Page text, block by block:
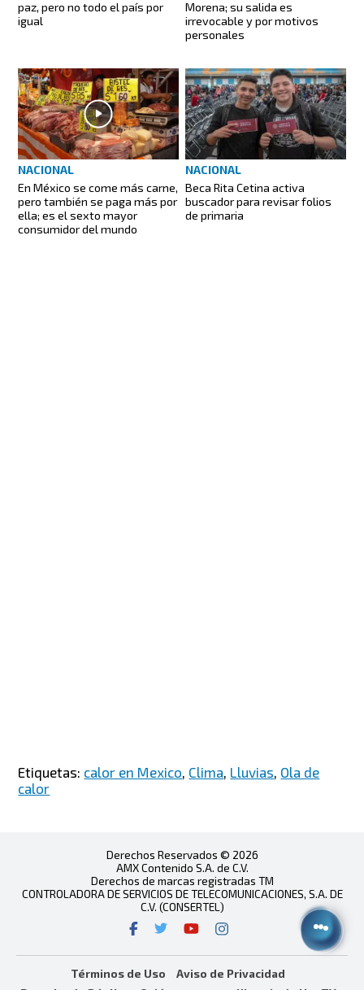
paz, pero no todo el país por
igual
Morena; su salida es
irrevocable y por motivos
personales
NACIONAL
En México se come más carne,
pero también se paga más por
ella; es el sexto mayor
consumidor del mundo
NACIONAL
Beca Rita Cetina activa
buscador para revisar folios
de primaria
Etiquetas: calor en Mexico Clima Lluvias Ola de
calor
Derechos Reservados © 2026
AMX Contenido S.A. de C.V.
Derechos de marcas registradas TM
CONTROLADORA DE SERVICIOS DE TELECOMUNICACIONES, S.A. DE
C.V. (CONSERTEL)
Términos de Uso
Aviso de Privacidad